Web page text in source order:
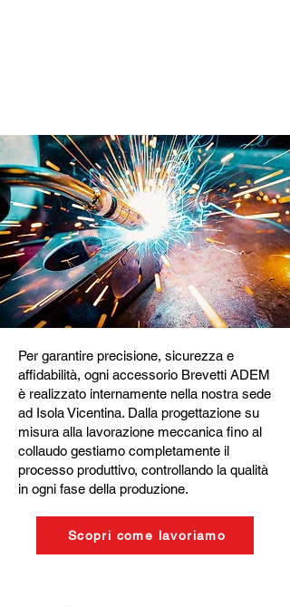
Per garantire precisione, sicurezza e
affidabilità, ogni accessorio Brevetti ADEM
è realizzato internamente nella nostra sede
ad Isola Vicentina. Dalla progettazione su
misura alla lavorazione meccanica fino al
collaudo gestiamo completamente il
processo produttivo, controllando la qualità
in ogni fase della produzione.
Scopri come lavoriamo